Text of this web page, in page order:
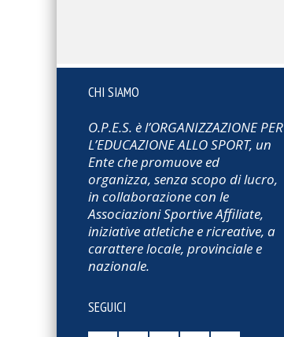
CHI SIAMO
O.P.E.S. è l’ORGANIZZAZIONE PER
L’EDUCAZIONE ALLO SPORT, un
Ente che promuove ed
organizza, senza scopo di lucro,
in collaborazione con le
Associazioni Sportive Affiliate,
iniziative atletiche e ricreative, a
carattere locale, provinciale e
nazionale.
SEGUICI